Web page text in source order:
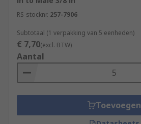
RS-stocknr. 257-7906
Subtotaal (1 verpakking van 5 eenheden)
€ 7,70(excl. BTW)
Aantal
Toevoegen